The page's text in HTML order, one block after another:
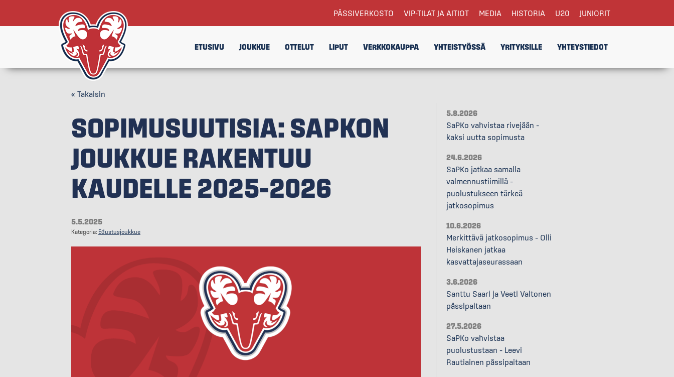
PÄSSIVERKOSTO VIP-TILAT JA AITIOT MEDIA HISTORIA U20 JUNIORIT
ETUSIVU JOUKKUE OTTELUT LIPUT VERKKOKAUPPA YHTEISTYÖSSÄ YRITYKSILLE YHTEYSTIEDOT
« Takaisin
SOPIMUSUUTISIA: SAPKON
JOUKKUE RAKENTUU
KAUDELLE 2025–2026
5.5.2025
Kategoria: Edustusjoukkue
5.8.2026
SaPKo vahvistaa rivejään –
kaksi uutta sopimusta
24.6.2026
SaPKo jatkaa samalla
valmennustiimillä –
puolustukseen tärkeä
jatkosopimus
10.6.2026
Merkittävä jatkosopimus – Olli
Heiskanen jatkaa
kasvattajaseurassaan
3.6.2026
Santtu Saari ja Veeti Valtonen
pässipaitaan
27.5.2026
SaPKo vahvistaa
puolustustaan – Leevi
Rautiainen pässipaitaan